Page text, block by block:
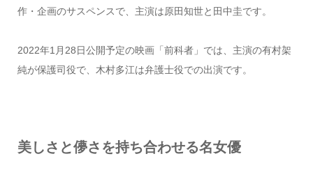
作・企画のサスペンスで、主演は原田知世と田中圭です。
2022年1月28日公開予定の映画「前科者」では、主演の有村架
純が保護司役で、木村多江は弁護士役での出演です。
美しさと儚さを持ち合わせる名女優